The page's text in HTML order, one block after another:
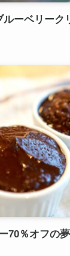
ーベリーク
70％オフの